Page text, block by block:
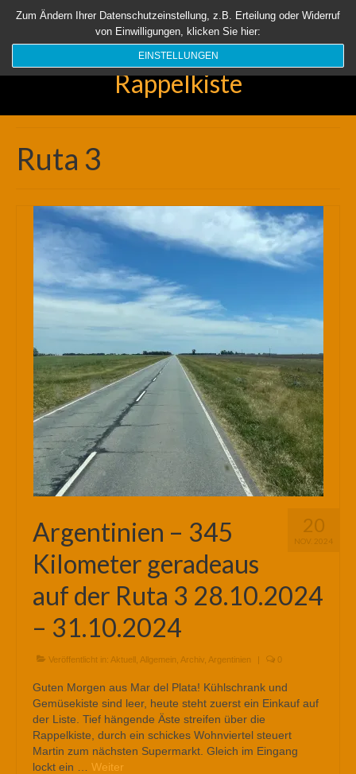
Startseite Aktuell Über uns Unsere Rappelkiste Länder
Suchen
Rappelkiste
Ruta 3
20
NOV. 2024
Argentinien – 345
Kilometer geradeaus
auf der Ruta 3 28.10.2024
– 31.10.2024
Veröffentlicht in: Aktuell Allgemein Archiv Argentinien | 0
Guten Morgen aus Mar del Plata! Kühlschrank und
Gemüsekiste sind leer, heute steht zuerst ein Einkauf auf
der Liste. Tief hängende Äste streifen über die
Rappelkiste, durch ein schickes Wohnviertel steuert
Martin zum nächsten Supermarkt. Gleich im Eingang
lockt ein … Weiter
Zum Ändern Ihrer Datenschutzeinstellung, z.B. Erteilung oder Widerruf
von Einwilligungen, klicken Sie hier:
EINSTELLUNGEN